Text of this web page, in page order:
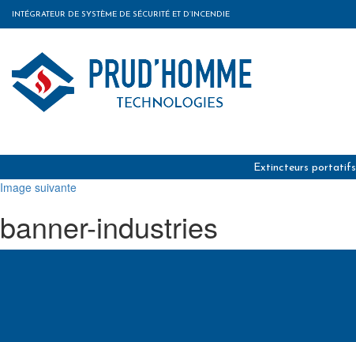
INTÉGRATEUR DE SYSTÈME DE SÉCURITÉ ET D’INCENDIE
Extincteurs portatifs
Image suivante
banner-industries